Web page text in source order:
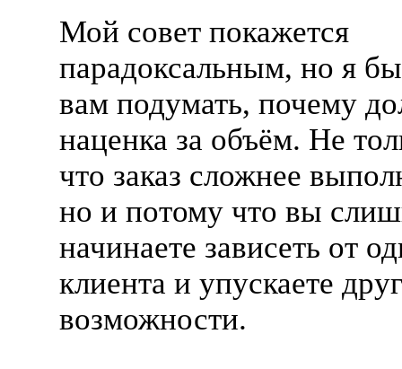
Мой совет покажется
парадоксальным, но я
вам подумать, почему
наценка за объём. Не
что заказ сложнее
но и потому что вы
начинаете зависеть от
клиента и упускаете
возможности.